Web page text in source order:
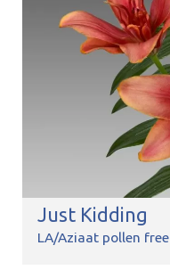
Just Kidding
LA/Aziaat pollen free